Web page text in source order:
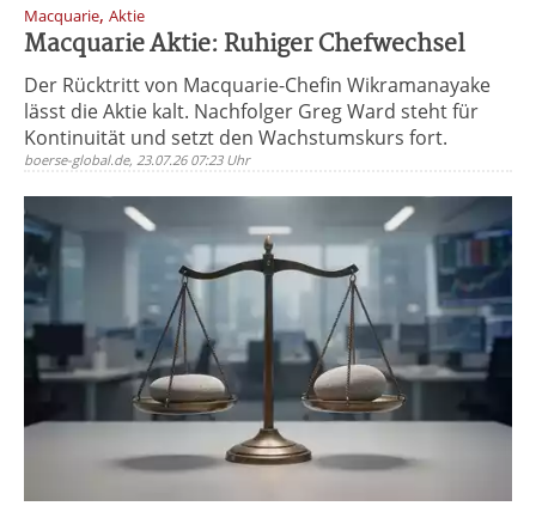
Macquarie, Aktie
Macquarie Aktie: Ruhiger Chefwechsel
Der Rücktritt von Macquarie-Chefin Wikramanayake
lässt die Aktie kalt. Nachfolger Greg Ward steht für
Kontinuität und setzt den Wachstumskurs fort.
boerse-global.de, 23.07.26 07:23 Uhr